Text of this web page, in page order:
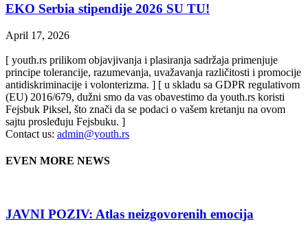
EKO Serbia stipendije 2026 SU TU!
April 17, 2026
[ youth.rs prilikom objavjivanja i plasiranja sadržaja primenjuje
principe tolerancije, razumevanja, uvažavanja različitosti i promocije
antidiskriminacije i volonterizma. ] [ u skladu sa GDPR regulativom
(EU) 2016/679, dužni smo da vas obavestimo da youth.rs koristi
Fejsbuk Piksel, što znači da se podaci o vašem kretanju na ovom
sajtu prosleđuju Fejsbuku. ]
Contact us: admin@youth.rs
EVEN MORE NEWS
JAVNI POZIV: Atlas neizgovorenih emocija